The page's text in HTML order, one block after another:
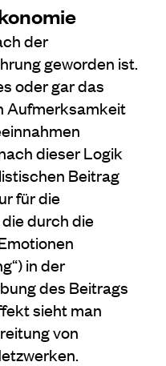
der
geworden ist.
oder gar das
Aufmerksamkeit
dieser Logik
Beitrag
für die
durch die
in der
des Beitrags
sieht man
von